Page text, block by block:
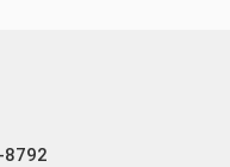
8792